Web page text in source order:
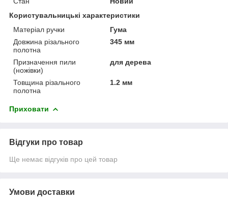
Користувальницькі характеристики
Матеріал ручки
Гума
Довжина різального
полотна
345 мм
Призначення пили
(ножівки)
для дерева
Товщина різального
полотна
1.2 мм
Приховати
Відгуки про товар
Ще немає відгуків про цей товар
Умови доставки